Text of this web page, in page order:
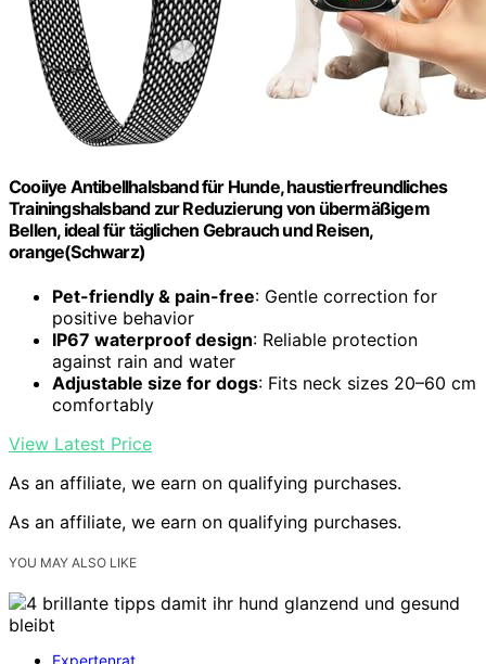
Cooiiye Antibellhalsband für Hunde, haustierfreundliches
Trainingshalsband zur Reduzierung von übermäßigem
Bellen, ideal für täglichen Gebrauch und Reisen,
orange(Schwarz)
Pet-friendly & pain-free: Gentle correction for
positive behavior
IP67 waterproof design: Reliable protection
against rain and water
Adjustable size for dogs: Fits neck sizes 20–60 cm
comfortably
View Latest Price
As an affiliate, we earn on qualifying purchases.
As an affiliate, we earn on qualifying purchases.
YOU MAY ALSO LIKE
Expertenrat